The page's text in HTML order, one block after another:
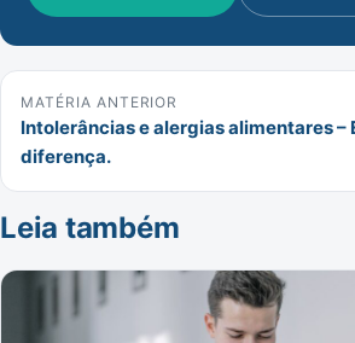
MATÉRIA ANTERIOR
Intolerâncias e alergias alimentares –
diferença.
Leia também